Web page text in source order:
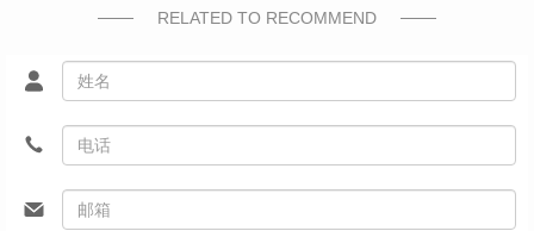
RELATED TO RECOMMEND